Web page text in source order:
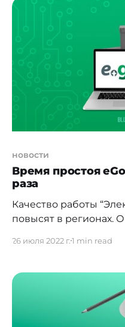
других
сервиса по проверке
этого необходимо
адреса (РКА).
новости
Время простоя
раза
Качество работы
повысят в регионах.
инфраструктуры
повестке стояло 10
Абдрасилов
[https://t.me/ArmanAbdrassilov/
главными итогами заседания.
26 июля 2022 г.1 min read